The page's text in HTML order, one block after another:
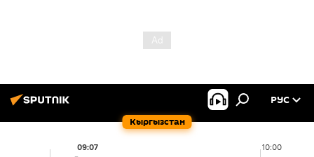
Кыргызстан
РУС
10:00
09:07